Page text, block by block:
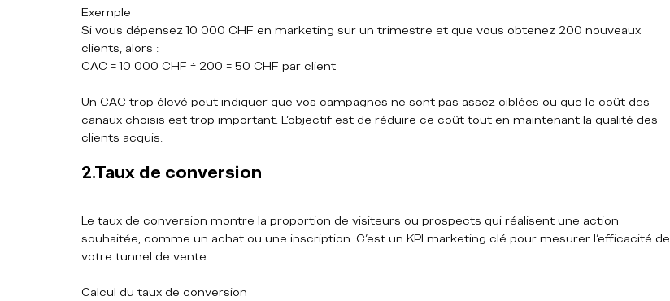
Exemple
Si vous dépensez 10 000 CHF en marketing sur un trimestre et que vous obtenez 200 nouveaux
clients, alors :
CAC = 10 000 CHF ÷ 200 = 50 CHF par client
Un CAC trop élevé peut indiquer que vos campagnes ne sont pas assez ciblées ou que le coût des
canaux choisis est trop important. L’objectif est de réduire ce coût tout en maintenant la qualité des
clients acquis.
2.Taux de conversion
Le taux de conversion montre la proportion de visiteurs ou prospects qui réalisent une action
souhaitée, comme un achat ou une inscription. C’est un KPI marketing clé pour mesurer l’efficacité de
votre tunnel de vente.
Calcul du taux de conversion